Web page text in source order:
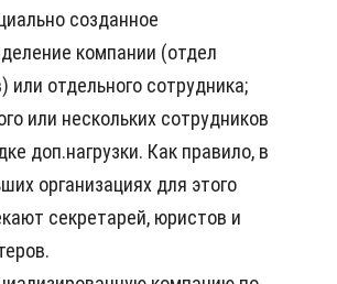
созданное
компании (отдел
или отдельного сотрудника;
или нескольких сотрудников
доп.нагрузки. Как правило, в
организациях для этого
секретарей, юристов и